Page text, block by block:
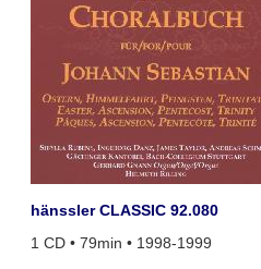
hänssler CLASSIC 92.080
1 CD • 79min • 1998-1999